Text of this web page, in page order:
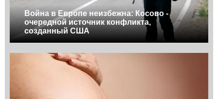
Война в Европе неизбежна: Косово -
очередной источник конфликта,
созданный США